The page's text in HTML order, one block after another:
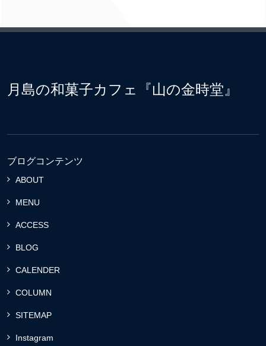
月島の和菓子カフェ『山の金時堂』
ブログコンテンツ
ABOUT
MENU
ACCESS
BLOG
CALENDER
COLUMN
SITEMAP
Instagram